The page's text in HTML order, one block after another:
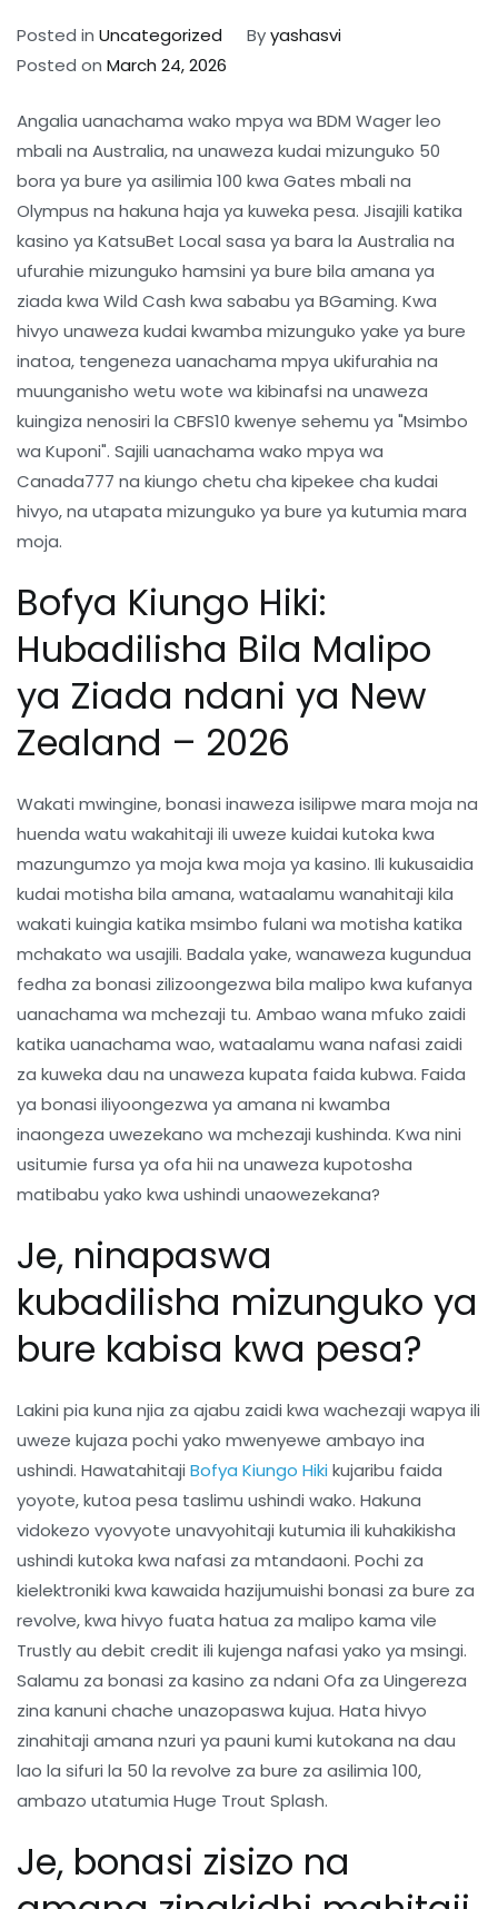
Posted in Uncategorized Byyashasvi
Posted on March 24, 2026
Angalia uanachama wako mpya wa BDM Wager leo
mbali na Australia, na unaweza kudai mizunguko 50
bora ya bure ya asilimia 100 kwa Gates mbali na
Olympus na hakuna haja ya kuweka pesa. Jisajili katika
kasino ya KatsuBet Local sasa ya bara la Australia na
ufurahie mizunguko hamsini ya bure bila amana ya
ziada kwa Wild Cash kwa sababu ya BGaming. Kwa
hivyo unaweza kudai kwamba mizunguko yake ya bure
inatoa, tengeneza uanachama mpya ukifurahia na
muunganisho wetu wote wa kibinafsi na unaweza
kuingiza nenosiri la CBFS10 kwenye sehemu ya "Msimbo
wa Kuponi". Sajili uanachama wako mpya wa
Canada777 na kiungo chetu cha kipekee cha kudai
hivyo, na utapata mizunguko ya bure ya kutumia mara
moja.
Bofya Kiungo Hiki:
Hubadilisha Bila Malipo
ya Ziada ndani ya New
Zealand – 2026
Wakati mwingine, bonasi inaweza isilipwe mara moja na
huenda watu wakahitaji ili uweze kuidai kutoka kwa
mazungumzo ya moja kwa moja ya kasino. Ili kukusaidia
kudai motisha bila amana, wataalamu wanahitaji kila
wakati kuingia katika msimbo fulani wa motisha katika
mchakato wa usajili. Badala yake, wanaweza kugundua
fedha za bonasi zilizoongezwa bila malipo kwa kufanya
uanachama wa mchezaji tu. Ambao wana mfuko zaidi
katika uanachama wao, wataalamu wana nafasi zaidi
za kuweka dau na unaweza kupata faida kubwa. Faida
ya bonasi iliyoongezwa ya amana ni kwamba
inaongeza uwezekano wa mchezaji kushinda. Kwa nini
usitumie fursa ya ofa hii na unaweza kupotosha
matibabu yako kwa ushindi unaowezekana?
Je, ninapaswa
kubadilisha mizunguko ya
bure kabisa kwa pesa?
Lakini pia kuna njia za ajabu zaidi kwa wachezaji wapya ili
uweze kujaza pochi yako mwenyewe ambayo ina
ushindi. Hawatahitaji Bofya Kiungo Hikikujaribu faida
yoyote, kutoa pesa taslimu ushindi wako. Hakuna
vidokezo vyovyote unavyohitaji kutumia ili kuhakikisha
ushindi kutoka kwa nafasi za mtandaoni. Pochi za
kielektroniki kwa kawaida hazijumuishi bonasi za bure za
revolve, kwa hivyo fuata hatua za malipo kama vile
Trustly au debit credit ili kujenga nafasi yako ya msingi.
Salamu za bonasi za kasino za ndani Ofa za Uingereza
zina kanuni chache unazopaswa kujua. Hata hivyo
zinahitaji amana nzuri ya pauni kumi kutokana na dau
lao la sifuri la 50 la revolve za bure za asilimia 100,
ambazo utatumia Huge Trout Splash.
Je, bonasi zisizo na